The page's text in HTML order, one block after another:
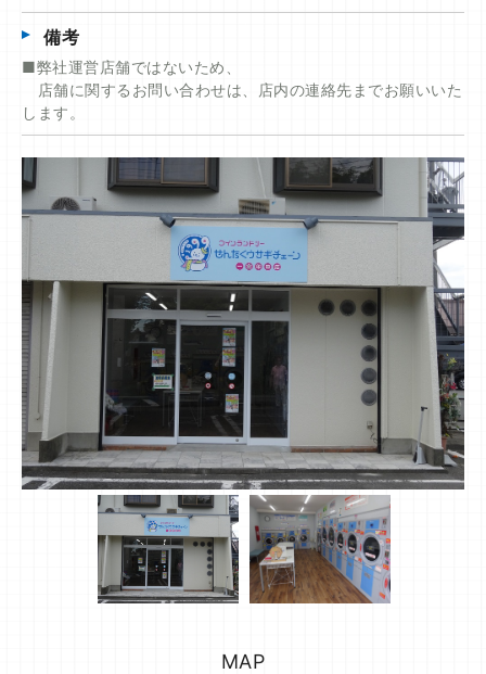
備考
■弊社運営店舗ではないため、
店舗に関するお問い合わせは、店内の連絡先までお願いいた
します。
MAP